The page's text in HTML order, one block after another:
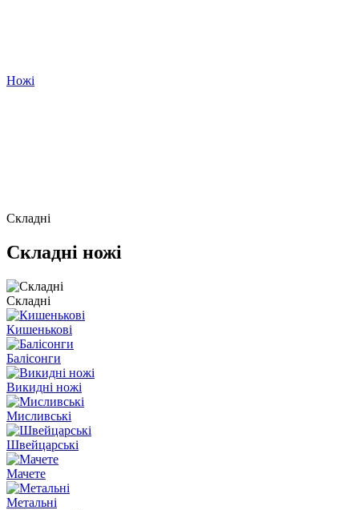
Ножі
Складні
Складні ножі
Складні
Кишенькові
Балісонги
Викидні ножі
Мисливські
Швейцарські
Мачете
Метальні